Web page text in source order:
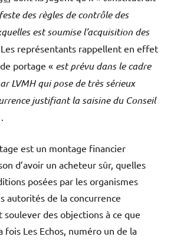
des règles de contrôle des
est soumise l’acquisition des
Les représentants rappellent en effet
portage « est prévu dans le cadre
LVMH qui pose de très sérieux
justifiant la saisine du Conseil
est un montage financier
d’avoir un acheteur sûr, quelles
posées par les organismes
autorités de la concurrence
des objections à ce que
fois Les Echos, numéro un de la